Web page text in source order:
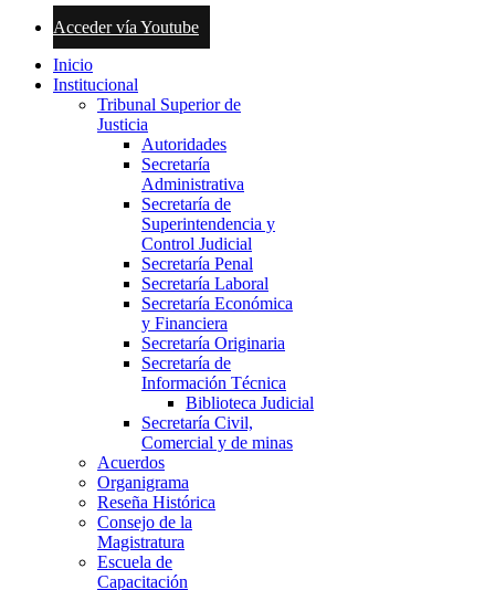
Acceder vía Youtube
Inicio
Institucional
Tribunal Superior de
Justicia
Autoridades
Secretaría
Administrativa
Secretaría de
Superintendencia y
Control Judicial
Secretaría Penal
Secretaría Laboral
Secretaría Económica
y Financiera
Secretaría Originaria
Secretaría de
Información Técnica
Biblioteca Judicial
Secretaría Civil,
Comercial y de minas
Acuerdos
Organigrama
Reseña Histórica
Consejo de la
Magistratura
Escuela de
Capacitación